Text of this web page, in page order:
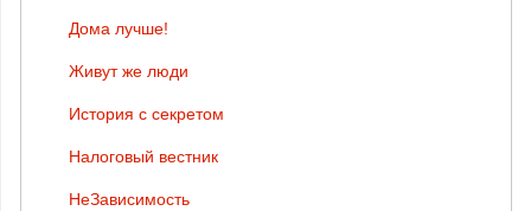
Дома лучше!
Живут же люди
История с секретом
Налоговый вестник
НеЗависимость